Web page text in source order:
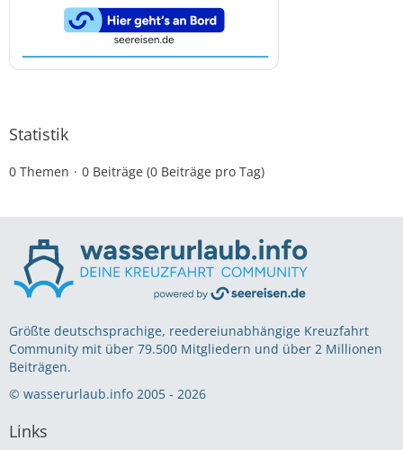
Statistik
0 Themen 0 Beiträge (0 Beiträge pro Tag)
Größte deutschsprachige, reedereiunabhängige Kreuzfahrt
Community mit über 79.500 Mitgliedern und über 2 Millionen
Beiträgen.
© wasserurlaub.info 2005 - 2026
Links